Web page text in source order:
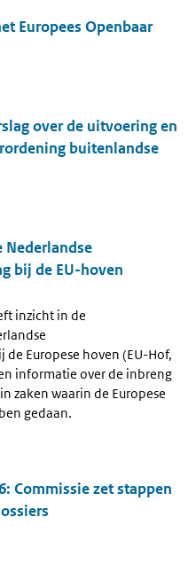
Europees Openbaar
over de uitvoering en
buitenlandse
Nederlandse
bij de EU-hoven
inzicht in de
Europese hoven (EU-Hof,
informatie over de inbreng
zaken waarin de Europese
gedaan.
Commissie zet stappen